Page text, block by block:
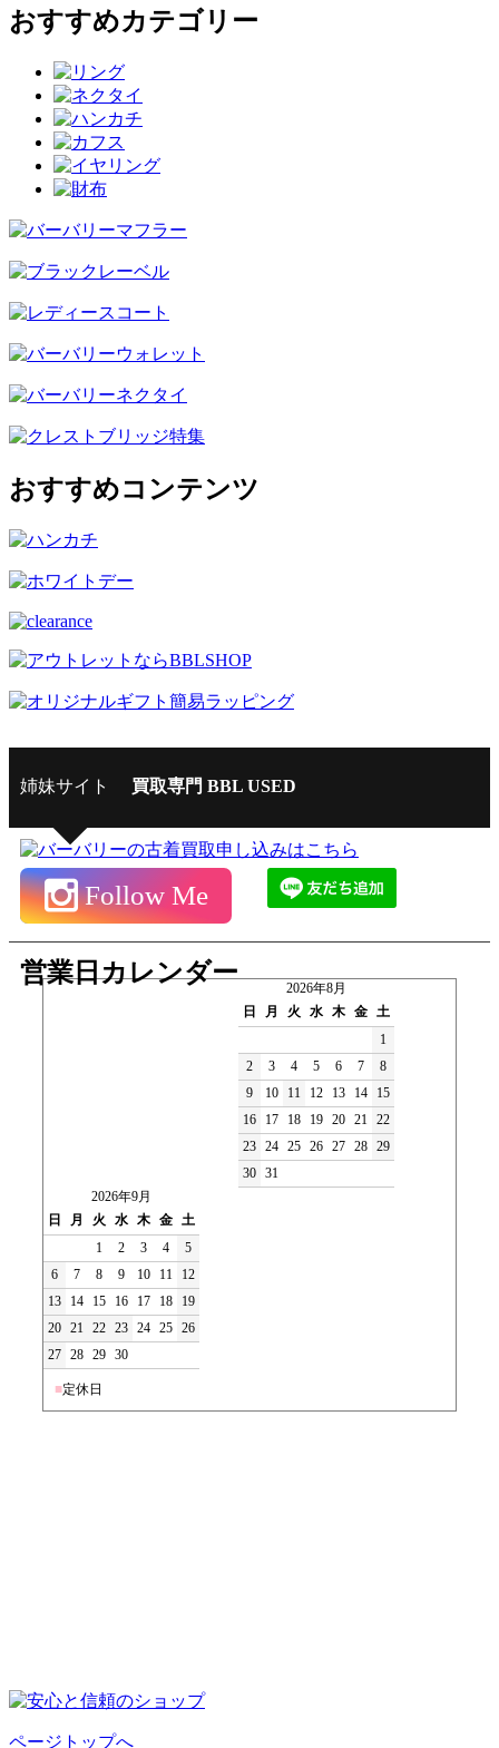
おすすめカテゴリー
おすすめコンテンツ
姉妹サイト 買取専門 BBL USED
Follow Me
営業日カレンダー
2026年8月
日
月 火 水 木 金 土
1
2
3 4 5 6 7
8
9
10 11 12 13 14
15
16
17 18 19 20 21 22
23 24 25 26 27 28 29
30 31
2026年9月
日
月 火 水 木 金 土
1
2 3 4
5
6
7 8 9 10 11
12
13
14 15 16 17 18
19
20 21 22 23 24 25 26
27 28 29 30
■定休日
ページトップへ